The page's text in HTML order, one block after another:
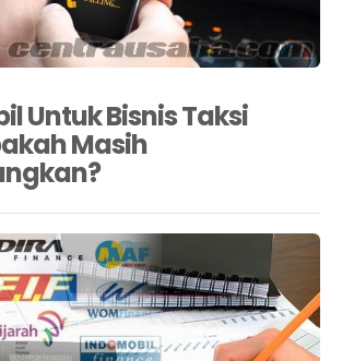
Untuk Bisnis Taksi
Masih